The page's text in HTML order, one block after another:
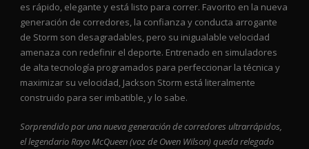
es rápido, elegante y está listo para correr. Favorito en la nueva
generación de corredores, la confianza y conducta arrogante
de Storm son desagradables, pero su inigualable velocidad
amenaza con redefinir el deporte. Entrenado en simuladores
de alta tecnología programados para perfeccionar la técnica y
maximizar su velocidad, Jackson Storm está literalmente
construido para ser imbatible, y lo sabe.
Sorprendido por una nueva generación de corredores ultrarrápidos,
el legendario Rayo McQueen (voz de Owen Wilson) queda relegado